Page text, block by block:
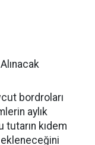
bordroları
aylık
tutarın kıdem